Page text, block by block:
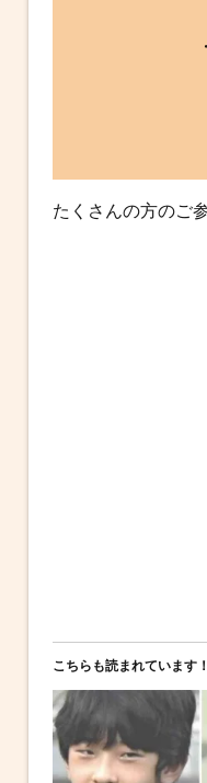
たくさんの方のご
こちらも読まれています！